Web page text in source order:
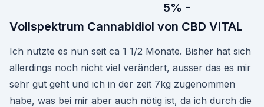
5% -
Vollspektrum Cannabidiol von CBD VITAL
Ich nutzte es nun seit ca 1 1/2 Monate. Bisher hat sich
allerdings noch nicht viel verändert, ausser das es mir
sehr gut geht und ich in der zeit 7kg zugenommen
habe, was bei mir aber auch nötig ist, da ich durch die